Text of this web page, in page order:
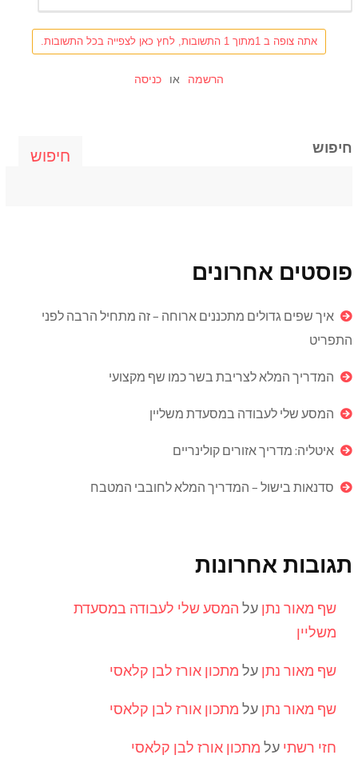
אתה צופה ב 1מתוך 1 התשובות, לחץ כאן לצפייה בכל התשובות.
הרשמה או כניסה
חיפוש חיפוש
פוסטים אחרונים
איך שפים גדולים מתכננים ארוחה – זה מתחיל הרבה לפני
התפריט
המדריך המלא לצריבת בשר כמו שף מקצועי
המסע שלי לעבודה במסעדת משליין
איטליה: מדריך אזורים קולינריים
סדנאות בישול – המדריך המלא לחובבי המטבח
תגובות אחרונות
שף מאור נתן על המסע שלי לעבודה במסעדת
משליין
שף מאור נתן על מתכון אורז לבן קלאסי
שף מאור נתן על מתכון אורז לבן קלאסי
חזי רשתי על מתכון אורז לבן קלאסי